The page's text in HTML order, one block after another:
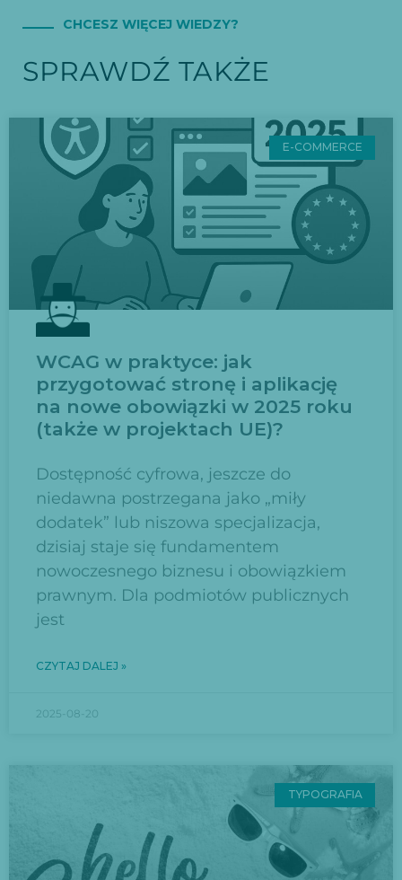
CHCESZ WIĘCEJ WIEDZY?
SPRAWDŹ TAKŻE
E-COMMERCE
WCAG w praktyce: jak
przygotować stronę i aplikację
na nowe obowiązki w 2025 roku
(także w projektach UE)?
Dostępność cyfrowa, jeszcze do
niedawna postrzegana jako „miły
dodatek” lub niszowa specjalizacja,
dzisiaj staje się fundamentem
nowoczesnego biznesu i obowiązkiem
prawnym. Dla podmiotów publicznych
jest
CZYTAJ DALEJ »
2025-08-20
TYPOGRAFIA